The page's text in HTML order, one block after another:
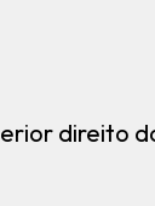
direito